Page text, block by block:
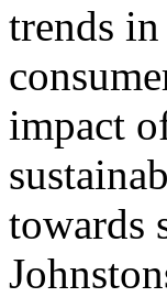
trends
impact
towards